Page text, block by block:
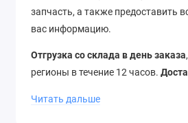
запчасть, а также предоставить
вас информацию.
Отгрузка со склада в день заказа
регионы в течение 12 часов.
ближнего зарубежья.
Читать дальше